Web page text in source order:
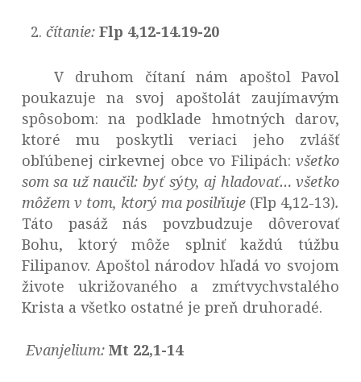
čítanie:Flp 4,12-14.19-20
V druhom čítaní nám apoštol Pavol
poukazuje na svoj apoštolát zaujímavým
spôsobom: na podklade hmotných darov,
ktoré mu poskytli veriaci jeho zvlášť
obľúbenej cirkevnej obce vo Filipách:všetko
som sa už naučil: byť sýty, aj hladovať… všetko
môžem v tom, ktorý ma posilňuje (Flp 4,12-13).
Táto pasáž nás povzbudzuje dôverovať
Bohu, ktorý môže splniť každú túžbu
Filipanov. Apoštol národov hľadá vo svojom
živote ukrižovaného a zmŕtvychvstalého
Krista a všetko ostatné je preň druhoradé.
Evanjelium:Mt 22,1-14